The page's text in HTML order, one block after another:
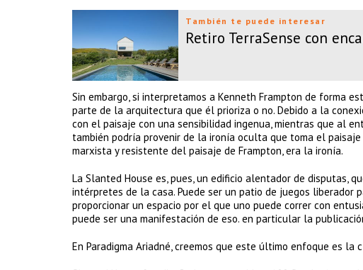
También te puede interesar
Retiro TerraSense con
Sin embargo, si interpretamos a Kenneth Frampton de forma
parte de la arquitectura que él prioriza o no. Debido a la
con el paisaje con una sensibilidad ingenua, mientras que al
también podría provenir de la ironía oculta que toma el
marxista y resistente del paisaje de Frampton, era la ironía.
La Slanted House es, pues, un edificio alentador de disputas,
intérpretes de la casa. Puede ser un patio de juegos liberador
proporcionar un espacio por el que uno puede correr con
puede ser una manifestación de eso. en particular la
En Paradigma Ariadné, creemos que este último enfoque es